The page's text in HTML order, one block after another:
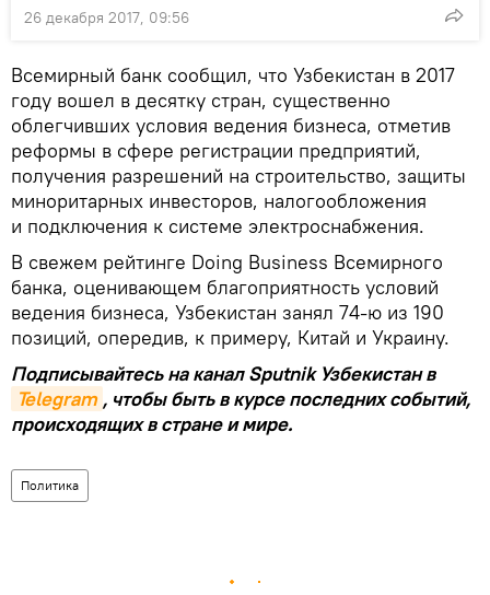
26 декабря 2017, 09:56
Всемирный банк сообщил, что Узбекистан в 2017
году вошел в десятку стран, существенно
облегчивших условия ведения бизнеса, отметив
реформы в сфере регистрации предприятий,
получения разрешений на строительство, защиты
миноритарных инвесторов, налогообложения
и подключения к системе электроснабжения.
В свежем рейтинге Doing Business Всемирного
банка, оценивающем благоприятность условий
ведения бизнеса, Узбекистан занял 74-ю из 190
позиций, опередив, к примеру, Китай и Украину.
Подписывайтесь на канал Sputnik Узбекистан в
Telegram , чтобы быть в курсе последних событий,
происходящих в стране и мире.
Политика